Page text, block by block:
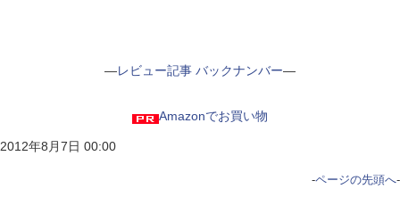
―レビュー記事 バックナンバー―
Amazonでお買い物
2012年8月7日 00:00
-ページの先頭へ-